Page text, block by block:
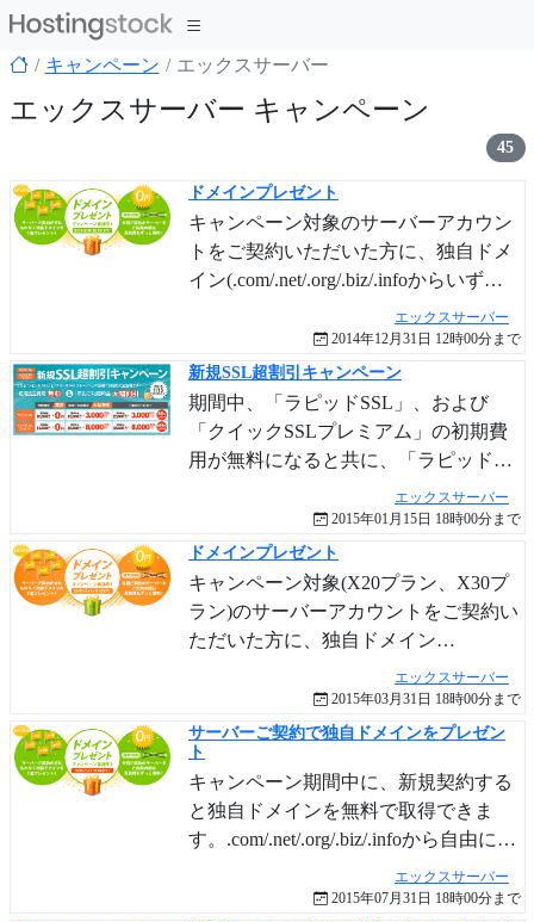
キャンペーン エックスサーバー
エックスサーバー キャンペーン
45
ドメインプレゼント
キャンペーン対象のサーバーアカウン
トをご契約いただいた方に、独自ドメ
イン(.com/.net/.org/.biz/.infoからいずれ
か)を1個進呈！ 今回ご契約のサーバー
をご利用の間は、進呈したドメインの
更新費も無料！
エックスサーバー
2014年12月31日 12時00分まで
新規SSL超割引キャンペーン
期間中、「ラピッドSSL」、および
「クイックSSLプレミアム」の初期費
用が無料になると共に、「ラピッド
SSL」の年間ご利用料金が3,000円、
「クイックSSLプレミアム」の年間ご
利用料金が8,000円に！
エックスサーバー
2015年01月15日 18時00分まで
ドメインプレゼント
キャンペーン対象(X20プラン、X30プ
ラン)のサーバーアカウントをご契約い
ただいた方に、独自ドメイン
(.com/.net/.org/.biz/.infoからいずれか)を1
個進呈！今回ご契約のサーバーをご利
用の間は、進呈したドメインの更新費
も無料！
エックスサーバー
2015年03月31日 18時00分まで
サーバーご契約で独自ドメインをプレゼン
ト
キャンペーン期間中に、新規契約する
と独自ドメインを無料で取得できま
す。.com/.net/.org/.biz/.infoから自由に選
択でき、サーバーの契約期間中は更新
費用も無料です。
エックスサーバー
2015年07月31日 18時00分まで